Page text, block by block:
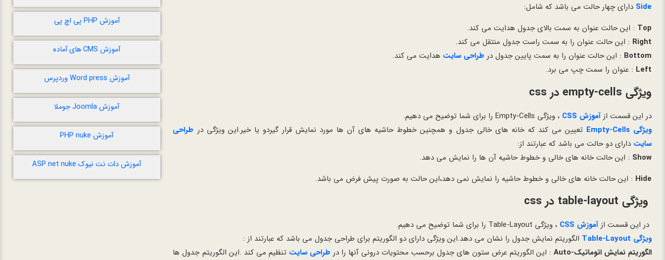
Side دارای چهار حالت می باشد که شامل:
Top : این حالت عنوان به سمت بالای جدول هدایت می کند.
Right : این حالت عنوان را به سمت راست جدول منتقل می کند.
Bottom : این حالت عنوان را به سمت پایین جدول در طراحی سایت هدایت می کند.
Left : عنوان را سمت چپ می برد.
ویژگی empty-cells در css
در این قسمت از آموزش CSS
، ویژگی Empty-Cells را برای شما توضیح می دهیم.
ویژگی Empty-Cells
تعیین می کند که خانه های خالی جدول و همچنین خطوط حاشیه های آن ها مورد نمایش قرار گیردو یا خیر.این ویژگی در طراحی
سایت دارای دو حالت می باشد که عبارتند از:
Show : این حالت خانه های خالی و خطوط حاشیه آن ها را نمایش می دهد.
Hide : این حالت خانه های خالی و خطوط حاشیه را نمایش نمی دهد،این حالت به صورت پیش فرض می باشد.
ویژگی table-layout در css
در این قسمت از آموزش CSS
، ویژگی Table-Layout را برای شما توضیح می دهیم.
ویژگی Table-Layout
الگوریتم نمایش جدول را نشان می دهد.این ویژگی دارای دو الگوریتم برای طراحی جدول می باشد که عبارتند از :
الگوریتم نمایش اتوماتیک-Auto
: این الگوریتم عرض ستون های جدول برحسب محتویات درونی آنها را در طراحی سایت تنظیم می کند .این الگوریتم جدول ها
آموزش PHP پی اچ پی
آموزش CMS های آماده
آموزش Word press وردپرس
آموزش Joomla جوملا
آموزش PHP nuke
آموزش دات نت نیوک ASP net nuke